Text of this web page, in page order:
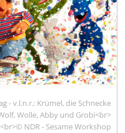
- v.l.n.r.: Krümel, die Schnecke
Wolle, Abby und Grobi<br>
<br>© NDR - Sesame Workshop